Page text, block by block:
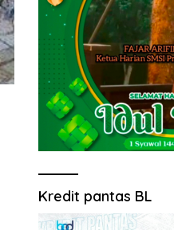
Kredit pantas BL